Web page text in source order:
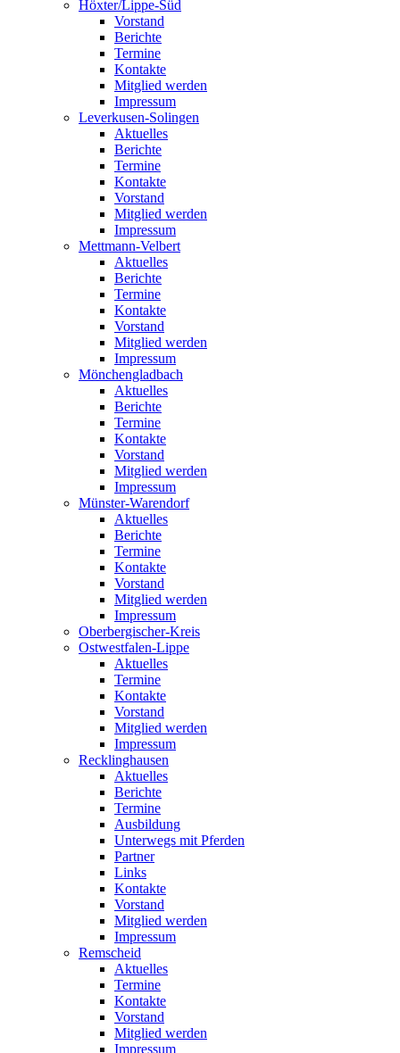
Höxter/Lippe-Süd
Vorstand
Berichte
Termine
Kontakte
Mitglied werden
Impressum
Leverkusen-Solingen
Aktuelles
Berichte
Termine
Kontakte
Vorstand
Mitglied werden
Impressum
Mettmann-Velbert
Aktuelles
Berichte
Termine
Kontakte
Vorstand
Mitglied werden
Impressum
Mönchengladbach
Aktuelles
Berichte
Termine
Kontakte
Vorstand
Mitglied werden
Impressum
Münster-Warendorf
Aktuelles
Berichte
Termine
Kontakte
Vorstand
Mitglied werden
Impressum
Oberbergischer-Kreis
Ostwestfalen-Lippe
Aktuelles
Termine
Kontakte
Vorstand
Mitglied werden
Impressum
Recklinghausen
Aktuelles
Berichte
Termine
Ausbildung
Unterwegs mit Pferden
Partner
Links
Kontakte
Vorstand
Mitglied werden
Impressum
Remscheid
Aktuelles
Termine
Kontakte
Vorstand
Mitglied werden
Impressum